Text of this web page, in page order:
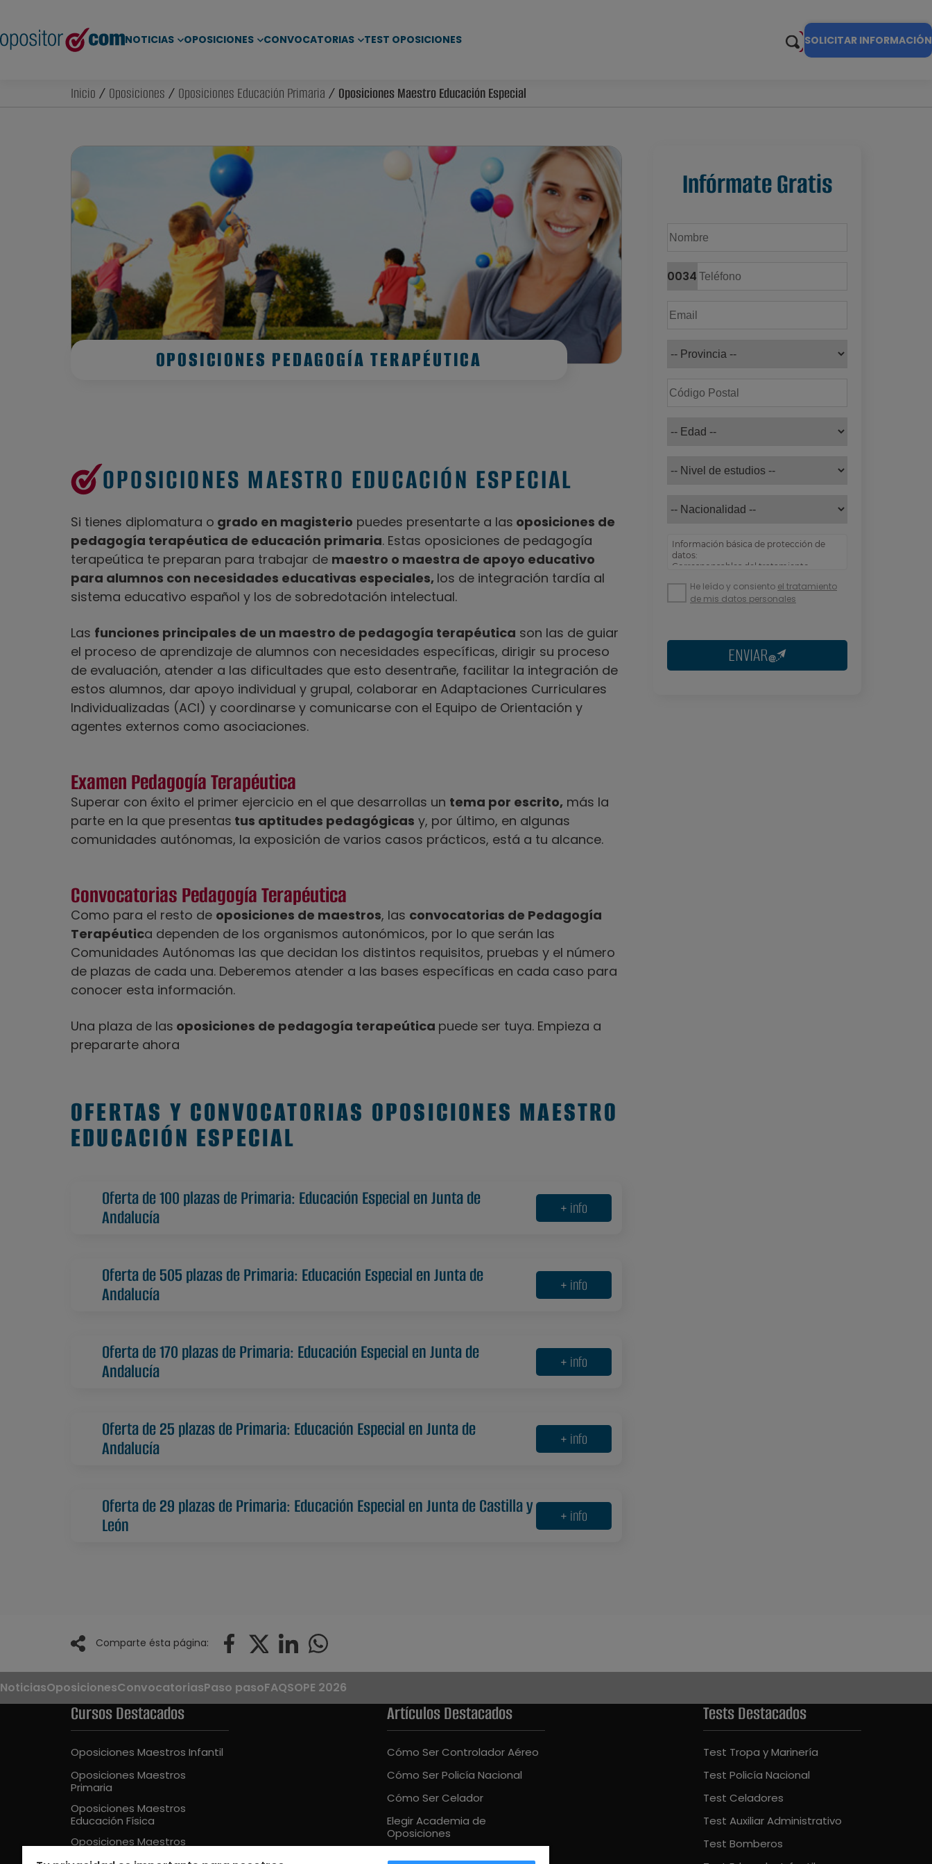
NOTICIAS OPOSICIONES CONVOCATORIAS TEST OPOSICIONES SOLICITAR INFORMACIÓN
Inicio / Oposiciones / Oposiciones Educación Primaria / Oposiciones Maestro Educación Especial
OPOSICIONES PEDAGOGÍA TERAPÉUTICA
OPOSICIONES MAESTRO EDUCACIÓN ESPECIAL
Si tienes diplomatura o grado en magisterio puedes presentarte a las oposiciones de
pedagogía terapéutica de educación primaria. Estas oposiciones de pedagogía
terapeútica te preparan para trabajar de maestro o maestra de apoyo educativo
para alumnos con necesidades educativas especiales, los de integración tardía al
sistema educativo español y los de sobredotación intelectual.
Las funciones principales de un maestro de pedagogía terapéutica son las de guiar
el proceso de aprendizaje de alumnos con necesidades específicas, dirigir su proceso
de evaluación, atender a las dificultades que esto desentrañe, facilitar la integración de
estos alumnos, dar apoyo individual y grupal, colaborar en Adaptaciones Curriculares
Individualizadas (ACI) y coordinarse y comunicarse con el Equipo de Orientación y
agentes externos como asociaciones.
Examen Pedagogía Terapéutica
Superar con éxito el primer ejercicio en el que desarrollas un tema por escrito, más la
parte en la que presentas tus aptitudes pedagógicas y, por último, en algunas
comunidades autónomas, la exposición de varios casos prácticos, está a tu alcance.
Convocatorias Pedagogía Terapéutica
Como para el resto de oposiciones de maestros, las convocatorias de Pedagogía
Terapéutica dependen de los organismos autonómicos, por lo que serán las
Comunidades Autónomas las que decidan los distintos requisitos, pruebas y el número
de plazas de cada una. Deberemos atender a las bases específicas en cada caso para
conocer esta información.
Una plaza de las oposiciones de pedagogía terapeútica puede ser tuya. Empieza a
prepararte ahora
OFERTAS Y CONVOCATORIAS OPOSICIONES MAESTRO
EDUCACIÓN ESPECIAL
Oferta de 100 plazas de Primaria: Educación Especial en Junta de
Andalucía
+ info
Oferta de 505 plazas de Primaria: Educación Especial en Junta de
Andalucía
+ info
Oferta de 170 plazas de Primaria: Educación Especial en Junta de
Andalucía
+ info
Oferta de 25 plazas de Primaria: Educación Especial en Junta de
Andalucía
+ info
Oferta de 29 plazas de Primaria: Educación Especial en Junta de Castilla y
León
+ info
Infórmate Gratis
0034
Información básica de protección de
datos:
Corresponsables del tratamiento:
Finalidad: Atender su solicitud de
información y prospección comercial
He leído y consiento el tratamiento
de mis datos personales
ENVIAR
Comparte ésta página:
NoticiasOposicionesConvocatoriasPaso pasoFAQSOPE 2026
Cursos Destacados
Oposiciones Maestros Infantil
Oposiciones Maestros
Primaria
Oposiciones Maestros
Educación Física
Oposiciones Maestros
Artículos Destacados
Cómo Ser Controlador Aéreo
Cómo Ser Policía Nacional
Cómo Ser Celador
Elegir Academia de
Oposiciones
Tests Destacados
Test Tropa y Marinería
Test Policía Nacional
Test Celadores
Test Auxiliar Administrativo
Test Bomberos